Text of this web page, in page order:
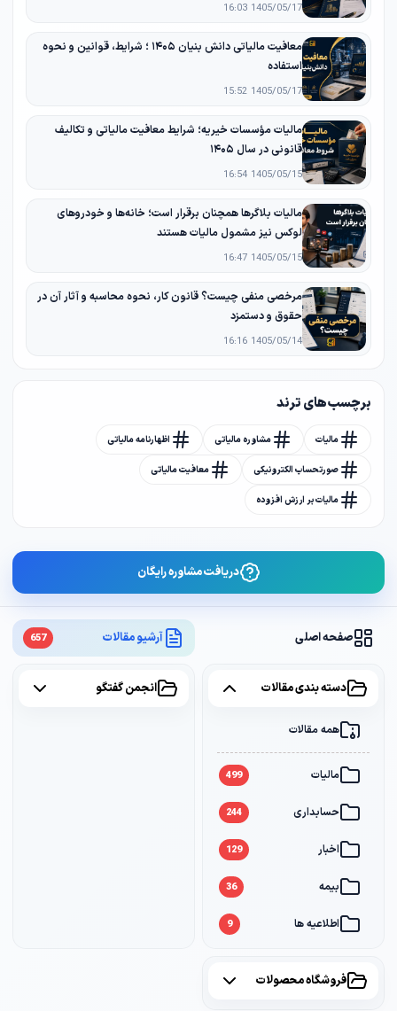
صفحه اصلی آرشیو مقالات 657
دسته بندی مقالات
همه مقالات
مالیات 499
حسابداری 244
اخبار 129
بیمه 36
اطلاعیه ها 9
انجمن گفتگو
فروشگاه محصولات
1405/05/17 16:03
معافیت مالیاتی دانش‌ بنیان ۱۴۰۵ ؛ شرایط، قوانین و نحوه
استفاده
1405/05/17 15:52
مالیات مؤسسات خیریه؛ شرایط معافیت مالیاتی و تکالیف
قانونی در سال ۱۴۰۵
1405/05/15 16:54
مالیات بلاگرها همچنان برقرار است؛ خانه‌ها و خودروهای
لوکس نیز مشمول مالیات هستند
1405/05/15 16:47
مرخصی منفی چیست؟ قانون کار، نحوه محاسبه و آثار آن در
حقوق و دستمزد
1405/05/14 16:16
برچسب های ترند
مالیات مشاوره مالیاتی اظهارنامه مالیاتی
صورتحساب الکترونیکی معافیت مالیاتی
مالیات بر ارزش افزوده
دریافت مشاوره رایگان